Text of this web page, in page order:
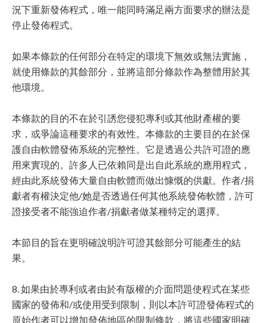
況下重新發佈程式，唯一能同時滿足兩方面要求的辦法是
停止發佈程式。
如果本條款的任何部分在特定的環境下無效或無法實施，
就使用條款的其餘部分，並將這部分條款作為整體用於其
他環境。
本條款的目的不在於引誘您侵犯專利或其他財產權的要
求，或爭論這種要求的有效性。本條款的主要目的在於保
護自由軟體發佈系統的完整性。它是透過公共許可證的應
用來實現的。許多人已依賴同是出自此系統的應用程式，
經由此系統發佈大量自由軟體而做出慷慨的供獻。作者/捐
獻者有權決定他/她是否透過任何其他系統發佈軟體，許可
證接受者不能強迫作者/捐獻者做某種特定的選擇。
本節目的旨在更明確說明許可證其餘部分可能產生的結
果。
8. 如果由於專利或者由於有版權的介面問題使程式在某些
國家的發佈和/或使用受到限制，則以本許可證發佈程式的
原始作者可以增加發佈地區的限制條款，將這些國家明確